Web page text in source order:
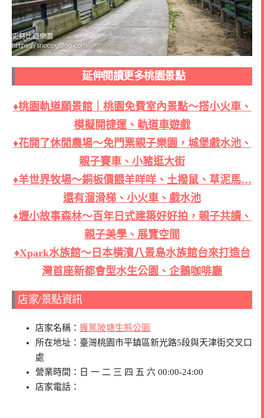
延伸閱讀更多桃園景點
♦桃園軌道願景館｜桃園免費室內景點～搭小火車、
模擬開捷運、軌道車遊戲
♦花開了休閒農場～免門票親子樂園，城堡戲水池、
親子賽車、小豬逛大街
♦羊世界牧場～銅板價餵羊咩咩、土撥鼠、草泥馬…
還有溜滑梯、小火車、戲水池
♦壢小故事森林～百年日式建築好好拍，親子共讀、
親子美學、展覽空間
♦Xpark水族館～日本橫濱八景島水族館台來打造台
灣首座新都會型水生公園、企鵝咖啡廳
店家/景點資訊
店家名稱： 鑊篤陂塘生態公園
所在地址：臺灣桃園市平鎮區新光路5段與天津街交叉口
處
營業時間：日 一 二 三 四 五 六 00:00-24:00
店家電話：